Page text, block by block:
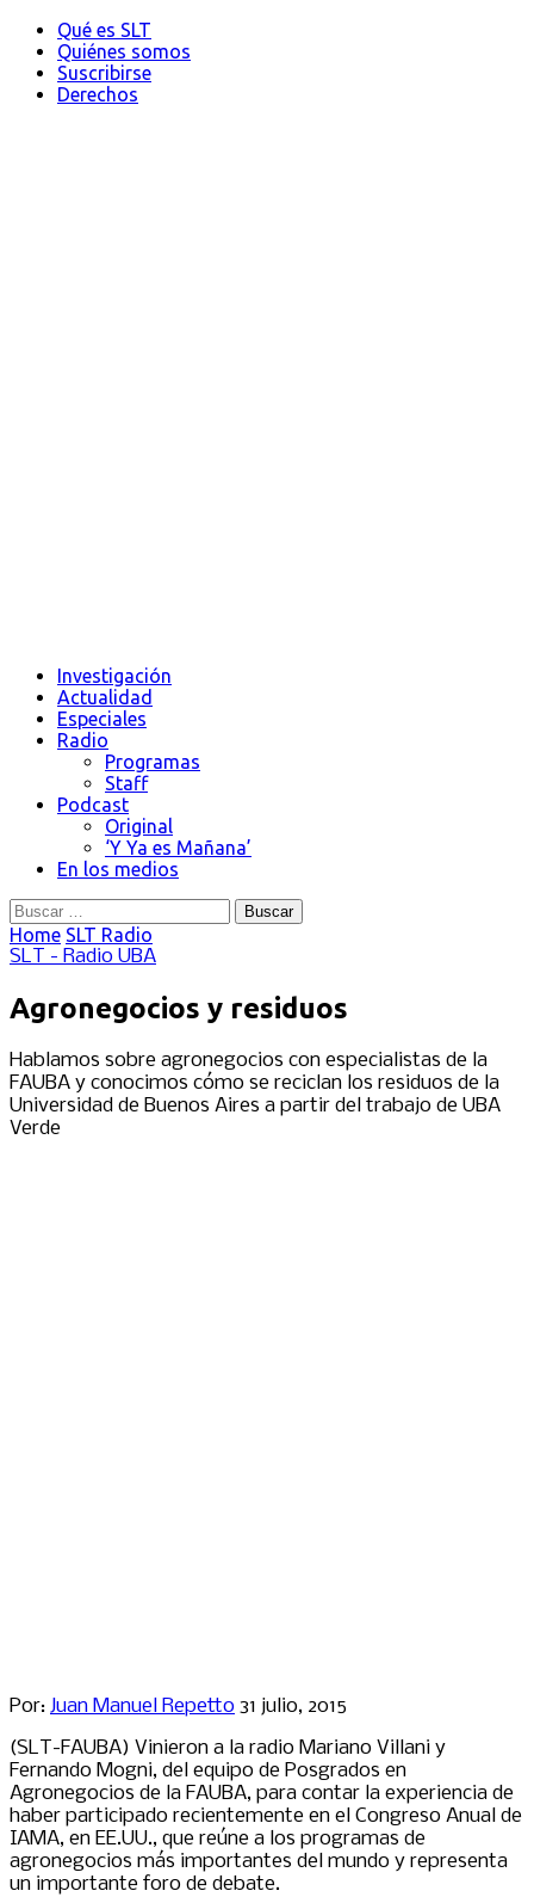
Qué es SLT
Quiénes somos
Suscribirse
Derechos
Investigación
Actualidad
Especiales
Radio
Programas
Staff
Podcast
Original
‘Y Ya es Mañana’
En los medios
Buscar:
Home SLT Radio
SLT - Radio UBA
Agronegocios y residuos
Hablamos sobre agronegocios con especialistas de la
FAUBA y conocimos cómo se reciclan los residuos de la
Universidad de Buenos Aires a partir del trabajo de UBA
Verde
Por: Juan Manuel Repetto 31 julio, 2015
(SLT-FAUBA) Vinieron a la radio Mariano Villani y
Fernando Mogni, del equipo de Posgrados en
Agronegocios de la FAUBA, para contar la experiencia de
haber participado recientemente en el Congreso Anual de
IAMA, en EE.UU., que reúne a los programas de
agronegocios más importantes del mundo y representa
un importante foro de debate.